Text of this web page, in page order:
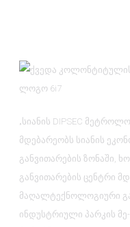
„სიანის DIPSEC
მდებარეობს სიანის
განვითარების ზონაში,
განვითარების ცენტრი
მაღალტექნოლოგიური
ინდუსტრიული პარკის